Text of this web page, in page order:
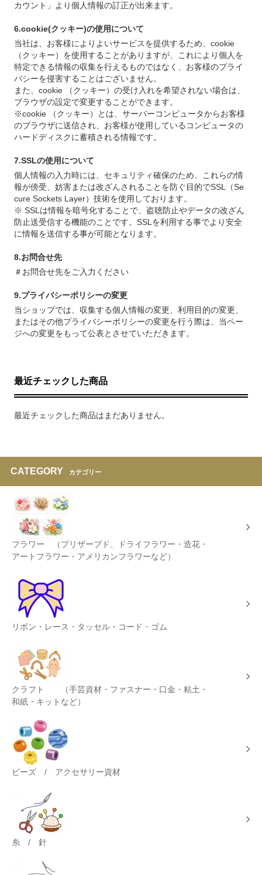
カウント」より個人情報の訂正が出来ます。
6.cookie(クッキー)の使用について
当社は、お客様によりよいサービスを提供するため、cookie
（クッキー）を使用することがありますが、これにより個人を
特定できる情報の収集を行えるものではなく、お客様のプライ
バシーを侵害することはございません。
また、cookie （クッキー）の受け入れを希望されない場合は、
ブラウザの設定で変更することができます。
※cookie （クッキー）とは、サーバーコンピュータからお客様
のブラウザに送信され、お客様が使用しているコンピュータの
ハードディスクに蓄積される情報です。
7.SSLの使用について
個人情報の入力時には、セキュリティ確保のため、これらの情
報が傍受、妨害または改ざんされることを防ぐ目的でSSL（Se
cure Sockets Layer）技術を使用しております。
※ SSLは情報を暗号化することで、盗聴防止やデータの改ざん
防止送受信する機能のことです。SSLを利用する事でより安全
に情報を送信する事が可能となります。
8.お問合せ先
＃お問合せ先をご入力ください
9.プライバシーポリシーの変更
当ショップでは、収集する個人情報の変更、利用目的の変更、
またはその他プライバシーポリシーの変更を行う際は、当ペー
ジへの変更をもって公表とさせていただきます。
最近チェックした商品
最近チェックした商品はまだありません。
CATEGORY カテゴリー
フラワー （プリザーブド、ドライフラワー・造花・
アートフラワー・アメリカンフラワーなど）
リボン・レース・タッセル・コード・ゴム
クラフト （手芸資材・ファスナー・口金・粘土・
和紙・キットなど）
ビーズ / アクセサリー資材
糸 / 針